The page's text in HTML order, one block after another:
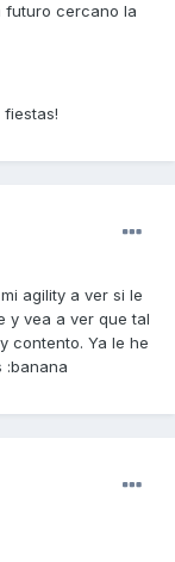
futuro cercano la
agility a ver si le
y vea a ver que tal
contento. Ya le he
:banana